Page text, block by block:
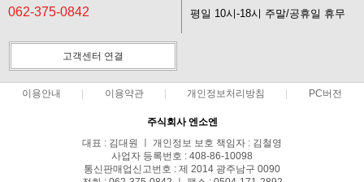
062-375-0842
평일 10시-18시 주말/공휴일 휴무
고객센터 연결
이용안내 이용약관 개인정보처리방침 PC버전
주식회사 엔소엔
대표 : 김대원 ㅣ 개인정보 보호 책임자 : 김철영
사업자 등록번호 : 408-86-10098
통신판매업신고번호 : 제 2014 광주남구 0090